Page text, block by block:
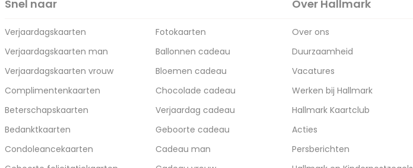
Snel naar
Verjaardagskaarten
Verjaardagskaarten man
Verjaardagskaarten vrouw
Complimentenkaarten
Beterschapskaarten
Bedanktkaarten
Condoleancekaarten
Fotokaarten
Ballonnen cadeau
Bloemen cadeau
Chocolade cadeau
Verjaardag cadeau
Geboorte cadeau
Cadeau man
Over Hallmark
Over ons
Duurzaamheid
Vacatures
Werken bij Hallmark
Hallmark Kaartclub
Acties
Persberichten